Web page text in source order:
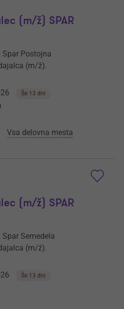
(m/ž) SPAR
Postojna
(m/ž).
Še 13 dni
Vsa delovna mesta
(m/ž) SPAR
Semedela
(m/ž).
Še 13 dni